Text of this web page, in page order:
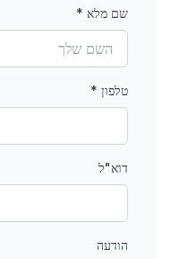
שם מלא *
טלפון *
דוא"ל
הודעה